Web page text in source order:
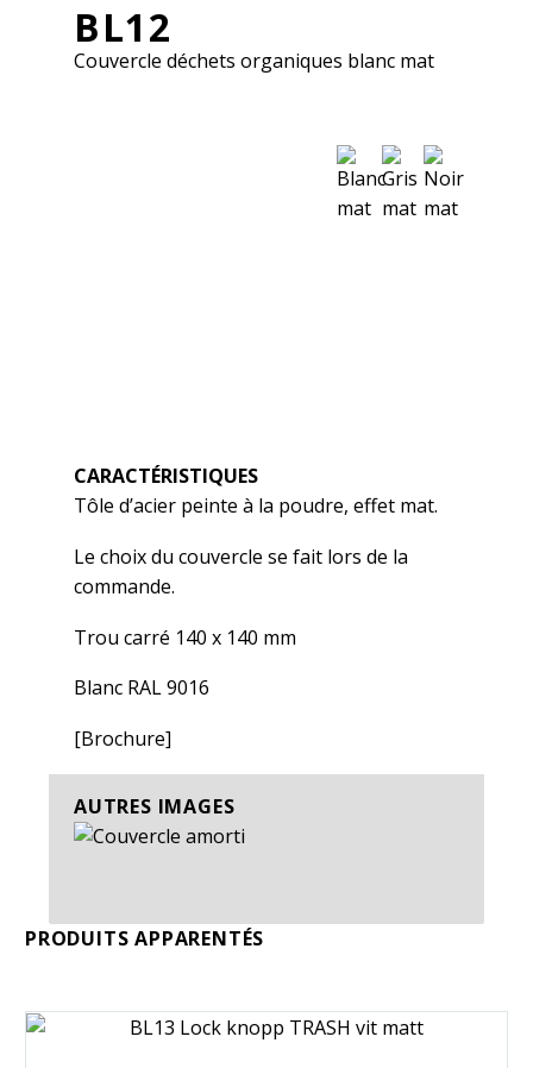
SVENSKA
BL12
Couvercle déchets organiques blanc mat
CARACTÉRISTIQUES
Tôle d’acier peinte à la poudre, effet mat.
Le choix du couvercle se fait lors de la
commande.
Trou carré 140 x 140 mm
Blanc RAL 9016
[Brochure]
AUTRES IMAGES
PRODUITS APPARENTÉS